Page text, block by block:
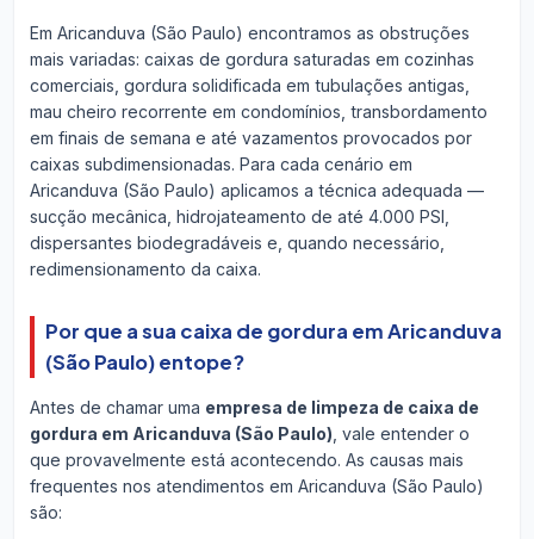
Em Aricanduva (São Paulo) encontramos as obstruções
mais variadas: caixas de gordura saturadas em cozinhas
comerciais, gordura solidificada em tubulações antigas,
mau cheiro recorrente em condomínios, transbordamento
em finais de semana e até vazamentos provocados por
caixas subdimensionadas. Para cada cenário em
Aricanduva (São Paulo) aplicamos a técnica adequada —
sucção mecânica, hidrojateamento de até 4.000 PSI,
dispersantes biodegradáveis e, quando necessário,
redimensionamento da caixa.
Por que a sua caixa de gordura em Aricanduva
(São Paulo) entope?
Antes de chamar uma empresa de limpeza de caixa de
gordura em Aricanduva (São Paulo) , vale entender o
que provavelmente está acontecendo. As causas mais
frequentes nos atendimentos em Aricanduva (São Paulo)
são: